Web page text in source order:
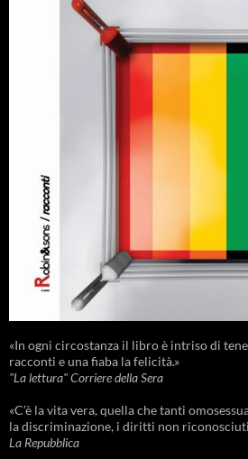
«In ogni circostanza il libro è intriso di
racconti e una fiaba la felicità.»
"La lettura" Corriere della Sera
«C’è la vita vera, quella che tanti
la discriminazione, i diritti non
La Repubblica